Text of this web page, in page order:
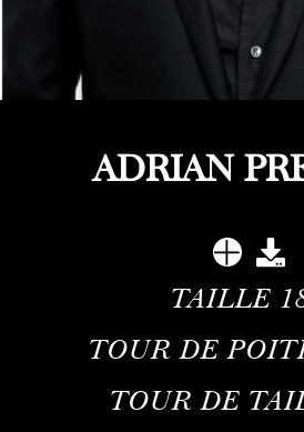
ADRIAN
TAILLE
TOUR DE
TOUR DE